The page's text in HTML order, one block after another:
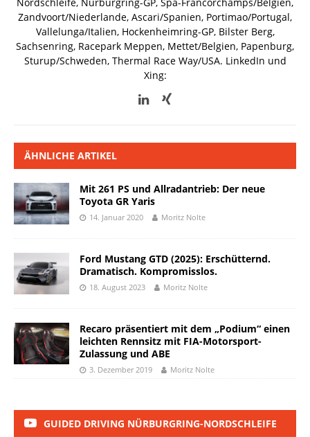
Zandvoort/Niederlande, Ascari/Spanien, Portimao/Portugal,
Vallelunga/Italien, Hockenheimring-GP, Bilster Berg,
Sachsenring, Racepark Meppen, Mettet/Belgien, Papenburg,
Sturup/Schweden, Thermal Race Way/USA. LinkedIn und
Xing:
ÄHNLICHE ARTIKEL
Mit 261 PS und Allradantrieb: Der neue
Toyota GR Yaris
14. Januar 2020 Moritz Nolte
Ford Mustang GTD (2025): Erschütternd.
Dramatisch. Kompromisslos.
18. August 2023 Moritz Nolte
Recaro präsentiert mit dem „Podium“ einen
leichten Rennsitz mit FIA-Motorsport-
Zulassung und ABE
3. Dezember 2019 Moritz Nolte
GUIDED DRIVING NÜRBURGRING-NORDSCHLEIFE